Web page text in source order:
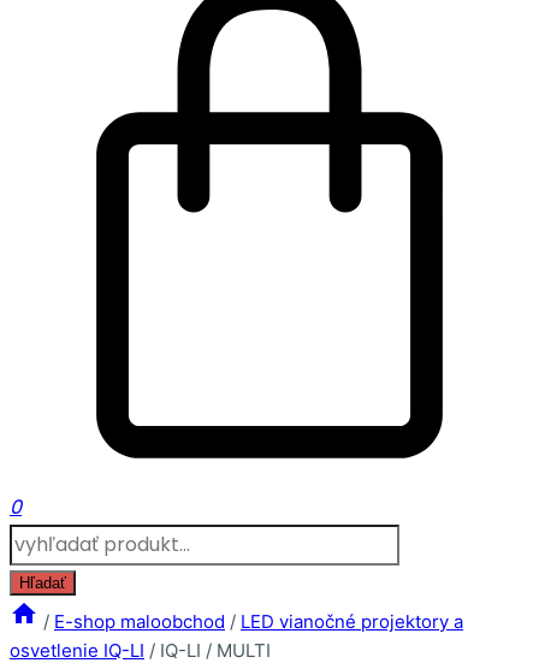
0
Products
search
Hľadať
/ E-shop maloobchod / LED vianočné projektory a
osvetlenie IQ-LI / IQ-LI / MULTI